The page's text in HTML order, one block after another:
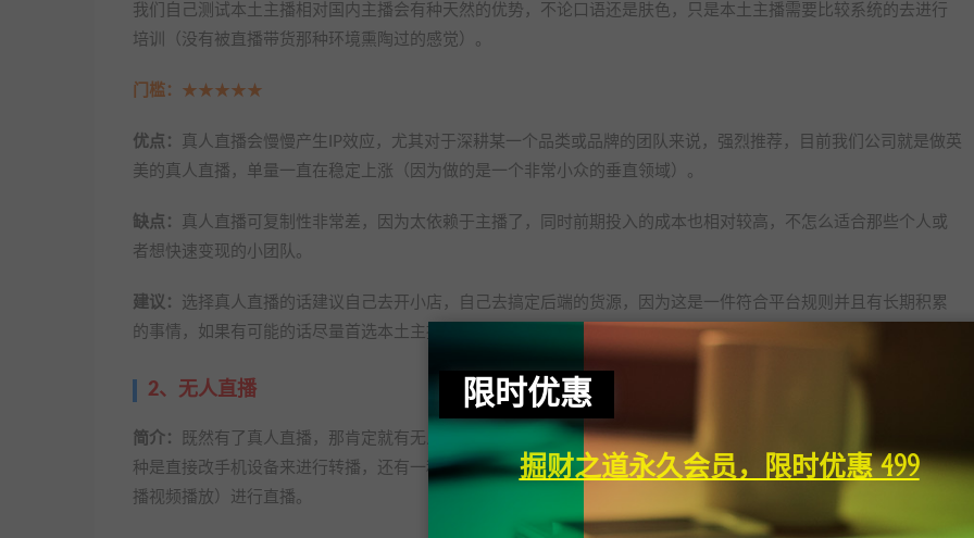
我们自己测试本土主播相对国内主播会有种天然的优势，不论口语还是肤色，只是本土主播需要比较系统的去进行
培训（没有被直播带货那种环境熏陶过的感觉）。
门槛： ★★★★★
优点： 真人直播会慢慢产生IP效应，尤其对于深耕某一个品类或品牌的团队来说，强烈推荐，目前我们公司就是做英
美的真人直播，单量一直在稳定上涨（因为做的是一个非常小众的垂直领域）。
缺点： 真人直播可复制性非常差，因为太依赖于主播了，同时前期投入的成本也相对较高，不怎么适合那些个人或
者想快速变现的小团队。
建议： 选择真人直播的话建议自己去开小店，自己去搞定后端的货源，因为这是一件符合平台规则并且有长期积累
的事情，如果有可能的话尽量首选本土主播，效果会更佳。
2、无人直播
简介：
既然有了真人直播，那肯定就有无人直播了，无人直播现在玩法主要有三种，一种是用OBS推流来录播，一
种是直接改手机设备来进行转播，还有一种是直接利用后置摄像头对着别人卖的好的直播画面（已经下载下来的直
播视频播放）进行直播。
限时优惠
掘财之道永久会员，限时优惠 499